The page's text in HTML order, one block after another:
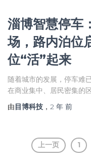
淄博智慧停车
场，路内泊位
位“活”起来
随着城市的发展，停车难
在商业集中、居民密集的
由目博科技 ， 2 年 前
上一页 1